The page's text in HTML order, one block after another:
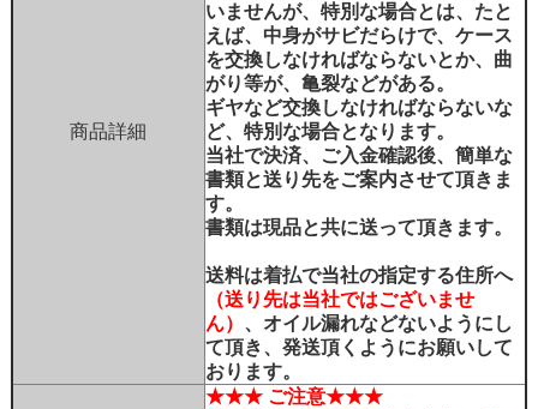
商品詳細
いませんが、特別な場合とは、たと
えば、中身がサビだらけで、ケース
を交換しなければならないとか、曲
がり等が、亀裂などがある。
ギヤなど交換しなければならないな
ど、特別な場合となります。
当社で決済、ご入金確認後、簡単な
書類と送り先をご案内させて頂きま
す。
書類は現品と共に送って頂きます。
送料は着払で当社の指定する住所へ
（送り先は当社ではございませ
ん） 、オイル漏れなどないようにし
て頂き、発送頂くようにお願いして
おります。
★★★ ご注意★★★